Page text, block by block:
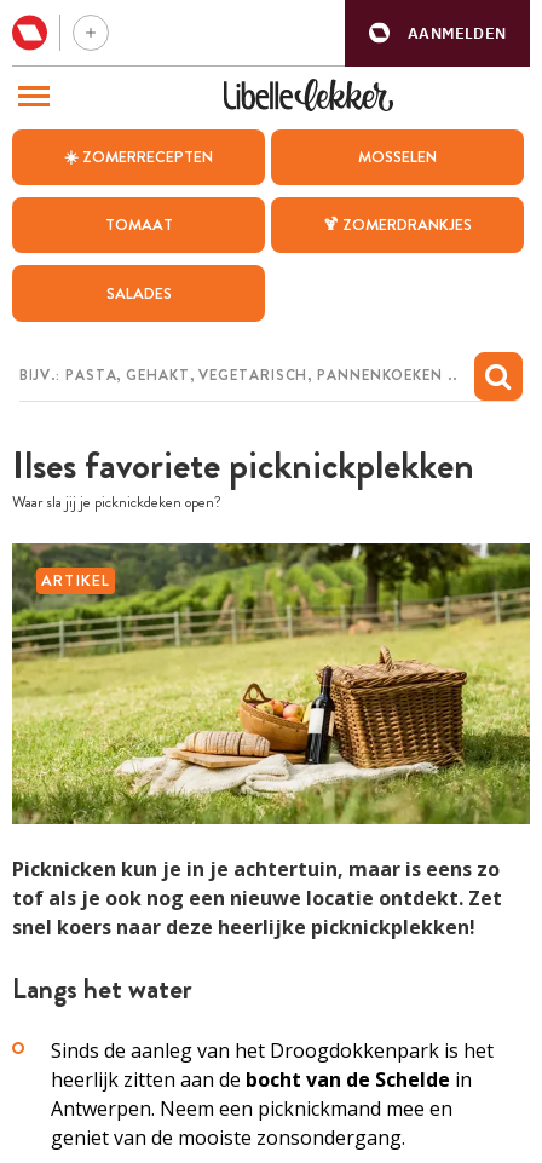
AANMELDEN
☀️ ZOMERRECEPTEN MOSSELEN
TOMAAT 🍹 ZOMERDRANKJES
SALADES
Ilses favoriete picknickplekken
Waar sla jij je picknickdeken open?
ARTIKEL
Picknicken kun je in je achtertuin, maar is eens zo
tof als je ook nog een nieuwe locatie ontdekt. Zet
snel koers naar deze heerlijke picknickplekken!
Langs het water
Sinds de aanleg van het Droogdokkenpark is het
heerlijk zitten aan de bocht van de Schelde in
Antwerpen. Neem een picknickmand mee en
geniet van de mooiste zonsondergang.
BEZOEK ONZE ANDERE WEBSITES
WEEKMENU
CHAT MET MAIA
MIJN BEWAARDE RECEPTEN